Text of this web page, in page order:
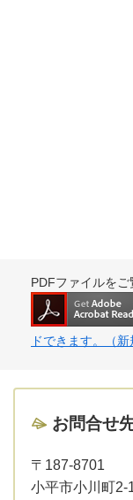
PDFファイルを
ドできます。（
お問合せ
〒187-8701
小平市小川町